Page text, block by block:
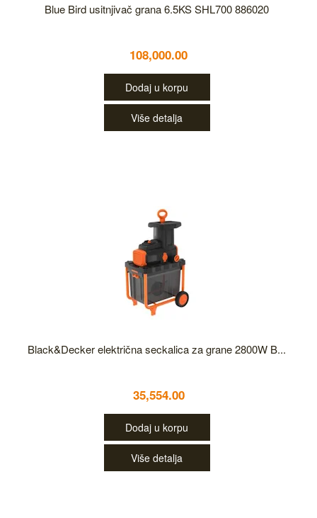
Blue Bird usitnjivač grana 6.5KS SHL700 886020
108,000.00
Dodaj u korpu
Više detalja
Black&Decker električna seckalica za grane 2800W B...
35,554.00
Dodaj u korpu
Više detalja